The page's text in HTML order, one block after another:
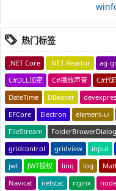
热门标签
.NET Core .NET Reactor ag-
C#DLL加密
C#播放声音 C#代
DateTime
DBeaver
EFCore
Electron element-ui
FileStream
FolderBrowerDialog
gridcontrol
gridview input
jwt
JWT授权 linq log
Navicat
netstat nginx